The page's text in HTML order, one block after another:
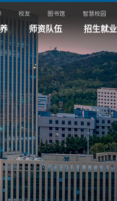
校友 图书馆 智慧校园
师资队伍 招生就业